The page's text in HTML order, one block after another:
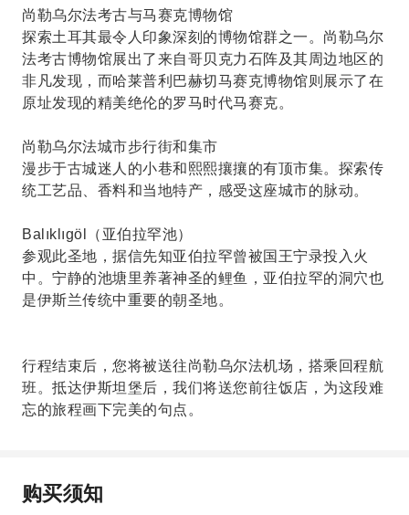
尚勒乌尔法考古与马赛克博物馆
探索土耳其最令人印象深刻的博物馆群之一。尚勒乌尔
法考古博物馆展出了来自哥贝克力石阵及其周边地区的
非凡发现，而哈莱普利巴赫切马赛克博物馆则展示了在
原址发现的精美绝伦的罗马时代马赛克。
尚勒乌尔法城市步行街和集市
漫步于古城迷人的小巷和熙熙攘攘的有顶市集。探索传
统工艺品、香料和当地特产，感受这座城市的脉动。
Balıklıgöl（亚伯拉罕池）
参观此圣地，据信先知亚伯拉罕曾被国王宁录投入火
中。宁静的池塘里养著神圣的鲤鱼，亚伯拉罕的洞穴也
是伊斯兰传统中重要的朝圣地。
行程结束后，您将被送往尚勒乌尔法机场，搭乘回程航
班。抵达伊斯坦堡后，我们将送您前往饭店，为这段难
忘的旅程画下完美的句点。
购买须知